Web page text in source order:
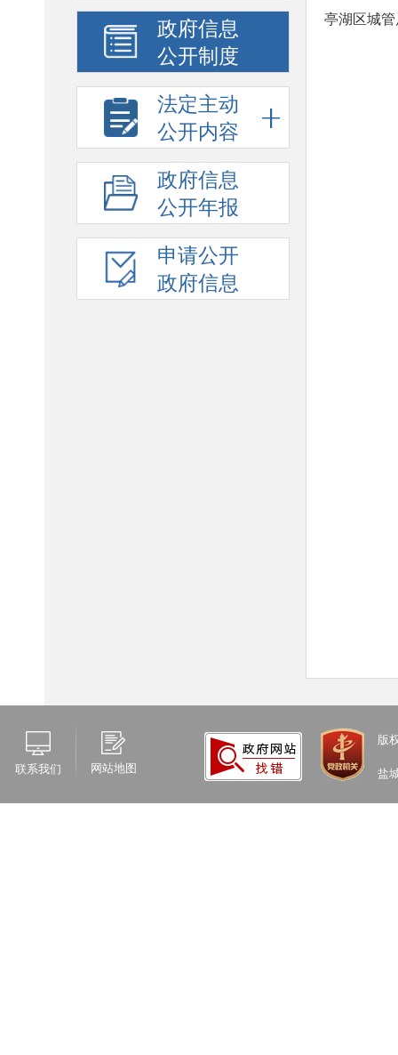
政府信息
公开制度
法定主动
公开内容
政府信息
公开年报
申请公开
政府信息
亭湖区城
联系我们 网站地图
版
盐